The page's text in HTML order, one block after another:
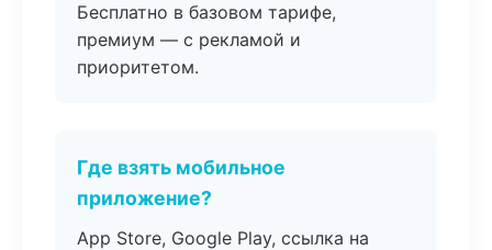
Бесплатно в базовом тарифе,
премиум — с рекламой и
приоритетом.
Где взять мобильное
приложение?
App Store, Google Play, ссылка на